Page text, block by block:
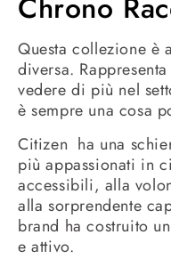
Chrono
Questa collezione è
diversa.
vedere di più nel
è sempre una cosa
Citizen ha una
più appassionati in
accessibili, alla
alla sorprendente
brand ha costruito
e attivo.